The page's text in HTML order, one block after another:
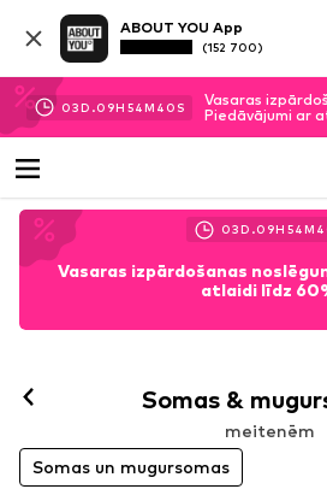
ABOUT YOU App
(152 700)
03D.09H 54M 39 S
Vasaras
Piedāvājumi ar
03D.09H 54M
Vasaras izpārdošanas
atlaidi līdz
Somas &
meitenēm
Somas un mugursomas